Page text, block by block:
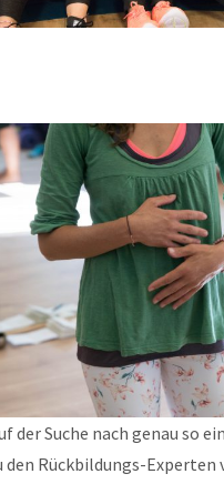
der Suche nach genau so
den Rückbildungs-Experten